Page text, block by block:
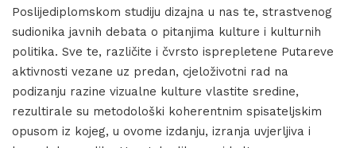
Poslijediplomskom studiju dizajna u nas te, strastvenog
sudionika javnih debata o pitanjima kulture i kulturnih
politika. Sve te, različite i čvrsto isprepletene Putareve
aktivnosti vezane uz predan, cjeloživotni rad na
podizanju razine vizualne kulture vlastite sredine,
rezultirale su metodološki koherentnim spisateljskim
opusom iz kojeg, u ovome izdanju, izranja uvjerljiva i